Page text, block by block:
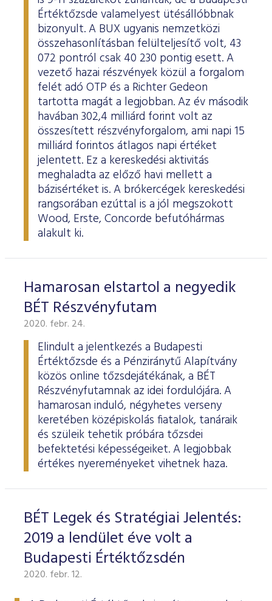
Értéktőzsde valamelyest ütésállóbbnak
bizonyult. A BUX ugyanis nemzetközi
összehasonlításban felülteljesítő volt, 43
072 pontról csak 40 230 pontig esett. A
vezető hazai részvények közül a forgalom
felét adó OTP és a Richter Gedeon
tartotta magát a legjobban. Az év második
havában 302,4 milliárd forint volt az
összesített részvényforgalom, ami napi 15
milliárd forintos átlagos napi értéket
jelentett. Ez a kereskedési aktivitás
meghaladta az előző havi mellett a
bázisértéket is. A brókercégek kereskedési
rangsorában ezúttal is a jól megszokott
Wood, Erste, Concorde befutóhármas
alakult ki.
Hamarosan elstartol a negyedik
BÉT Részvényfutam
2020. febr. 24.
Elindult a jelentkezés a Budapesti
Értéktőzsde és a Pénziránytű Alapítvány
közös online tőzsdejátékának, a BÉT
Részvényfutamnak az idei fordulójára. A
hamarosan induló, négyhetes verseny
keretében középiskolás fiatalok, tanáraik
és szüleik tehetik próbára tőzsdei
befektetési képességeiket. A legjobbak
értékes nyereményeket vihetnek haza.
BÉT Legek és Stratégiai Jelentés:
2019 a lendület éve volt a
Budapesti Értéktőzsdén
2020. febr. 12.